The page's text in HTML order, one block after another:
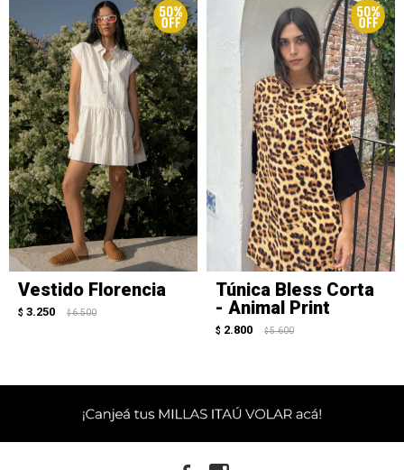
Vestido Florencia
$ 3.250 $ 6.500
Túnica Bless Corta
- Animal Print
$ 2.800 $ 5.600